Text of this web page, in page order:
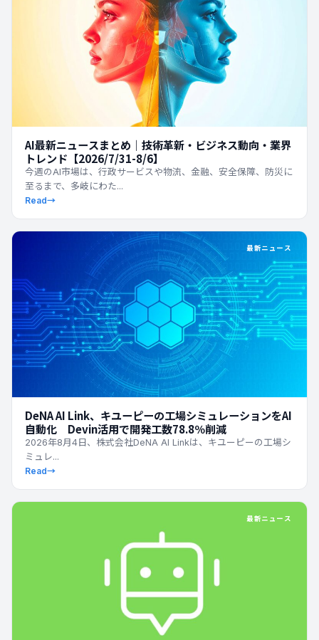
AI最新ニュースまとめ｜技術革新・ビジネス動向・業界
トレンド【2026/7/31-8/6】
今週のAI市場は、行政サービスや物流、金融、安全保障、防災に
至るまで、多岐にわた...
Read→
最新ニュース
DeNA AI Link、キユーピーの工場シミュレーションをAI
自動化 Devin活用で開発工数78.8％削減
2026年8月4日、株式会社DeNA AI Linkは、キユーピーの工場シ
ミュレ...
Read→
最新ニュース